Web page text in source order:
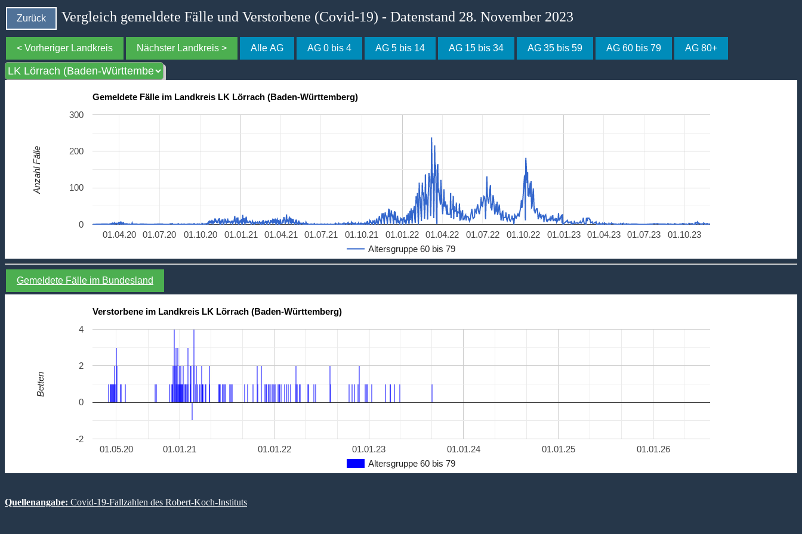
Zurück Vergleich gemeldete Fälle und Verstorbene (Covid-19) - Datenstand 28. November 2023
< Vorheriger Landkreis Nächster Landkreis > Alle AG AG 0 bis 4 AG 5 bis 14 AG 15 bis 34 AG 35 bis 59 AG 60 bis 79 AG 80+
Gemeldete Fälle im Landkreis LK Lörrach (Baden-Württemberg)
Altersgruppe 60 bis 79
01.01.21 01.01.22 01.01.23
01.04.20 01.07.20 01.10.20 01.04.21 01.07.21 01.10.21 01.04.22 01.07.22 01.10.22 01.04.23 01.07.23 01.10.23
0
100
200
300
Anzahl Fälle
Gemeldete Fälle im Bundesland
Verstorbene im Landkreis LK Lörrach (Baden-Württemberg)
Altersgruppe 60 bis 79
01.01.21 01.01.22 01.01.23 01.01.24 01.01.25 01.01.26
01.05.20
-2
0
2
4
Betten
Quellenangabe: Covid-19-Fallzahlen des Robert-Koch-Instituts